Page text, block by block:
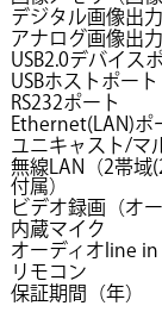
デジタル画像出力
アナログ画像出力
USB2.0デバイス
USBホストポート
RS232ポート
Ethernet(LAN)ポ
ユニキャスト/マ
無線LAN（2帯域
付属）
ビデオ録画（オ
内蔵マイク
オーディオline
リモコン
保証期間（年）